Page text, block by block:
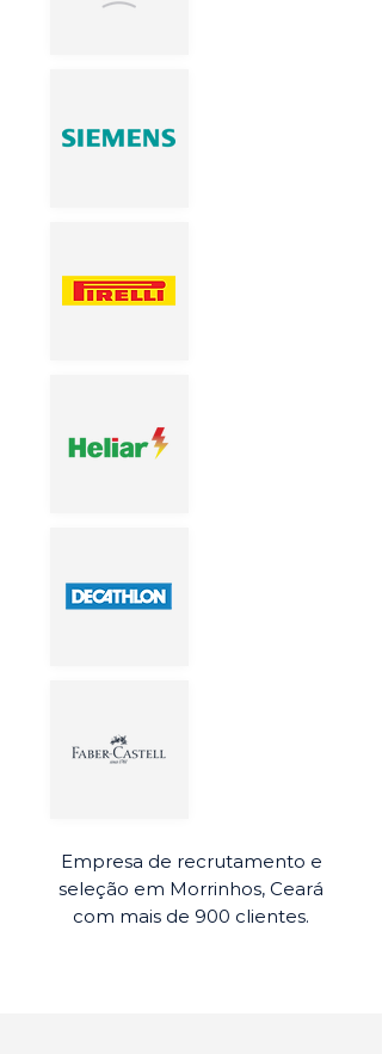
Empresa de recrutamento e
seleção em Morrinhos, Ceará
com mais de 900 clientes.